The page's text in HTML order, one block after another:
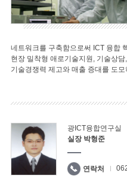
네트워크를 구축함으로써 ICT 융합
현장 밀착형 애로기술지원, 기술상
기술경쟁력 제고와 매출 증대를 도
광ICT융합연구실
실장 박형준
연락처